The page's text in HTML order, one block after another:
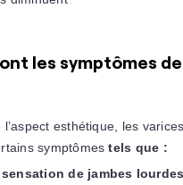
les symptômes
l’aspect esthétique, les
symptômestels que :
sensation de jambes lourdes